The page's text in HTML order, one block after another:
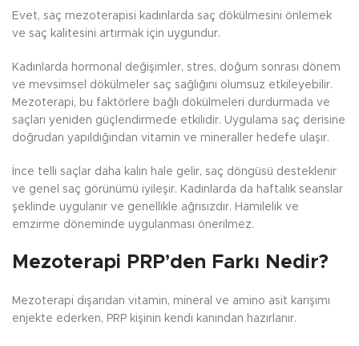
Evet, saç mezoterapisi kadınlarda saç dökülmesini önlemek
ve saç kalitesini artırmak için uygundur.
Kadınlarda hormonal değişimler, stres, doğum sonrası dönem
ve mevsimsel dökülmeler saç sağlığını olumsuz etkileyebilir.
Mezoterapi, bu faktörlere bağlı dökülmeleri durdurmada ve
saçları yeniden güçlendirmede etkilidir. Uygulama saç derisine
doğrudan yapıldığından vitamin ve mineraller hedefe ulaşır.
İnce telli saçlar daha kalın hale gelir, saç döngüsü desteklenir
ve genel saç görünümü iyileşir. Kadınlarda da haftalık seanslar
şeklinde uygulanır ve genellikle ağrısızdır. Hamilelik ve
emzirme döneminde uygulanması önerilmez.
Mezoterapi PRP’den Farkı Nedir?
Mezoterapi dışarıdan vitamin, mineral ve amino asit karışımı
enjekte ederken, PRP kişinin kendi kanından hazırlanır.